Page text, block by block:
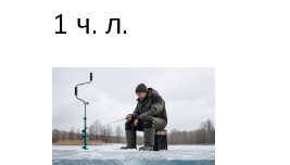
1 ч. л.